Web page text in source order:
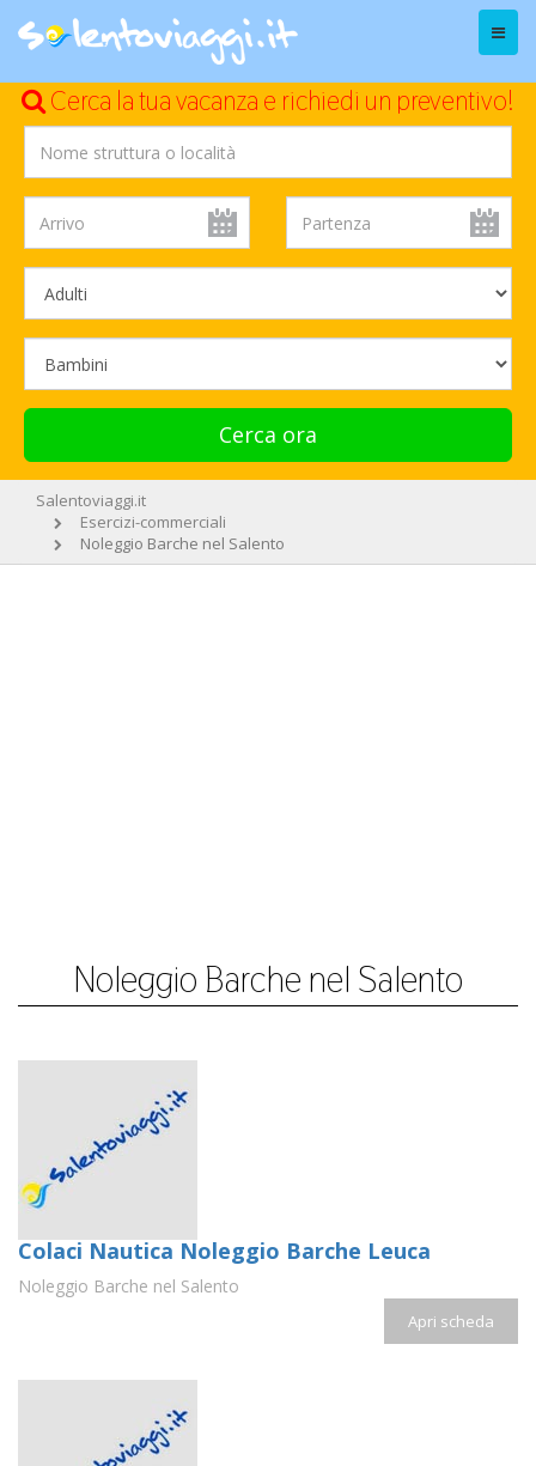
Menu
Cerca la tua vacanza e richiedi un preventivo!
Cerca ora
Salentoviaggi.it
Esercizi-commerciali
Noleggio Barche nel Salento
Noleggio Barche nel Salento
Colaci Nautica Noleggio Barche Leuca
Noleggio Barche nel Salento
Apri scheda